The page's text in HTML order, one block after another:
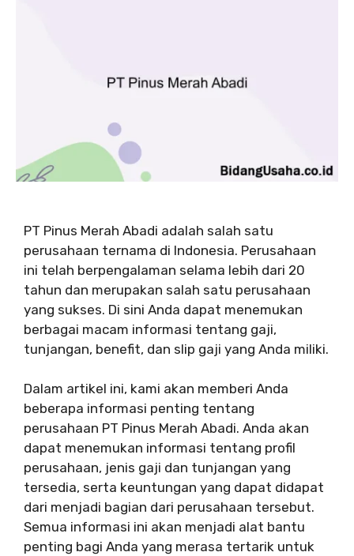
PT Pinus Merah Abadi adalah salah satu
perusahaan ternama di Indonesia. Perusahaan
ini telah berpengalaman selama lebih dari 20
tahun dan merupakan salah satu perusahaan
yang sukses. Di sini Anda dapat menemukan
berbagai macam informasi tentang gaji,
tunjangan, benefit, dan slip gaji yang Anda miliki.
Dalam artikel ini, kami akan memberi Anda
beberapa informasi penting tentang
perusahaan PT Pinus Merah Abadi. Anda akan
dapat menemukan informasi tentang profil
perusahaan, jenis gaji dan tunjangan yang
tersedia, serta keuntungan yang dapat didapat
dari menjadi bagian dari perusahaan tersebut.
Semua informasi ini akan menjadi alat bantu
penting bagi Anda yang merasa tertarik untuk